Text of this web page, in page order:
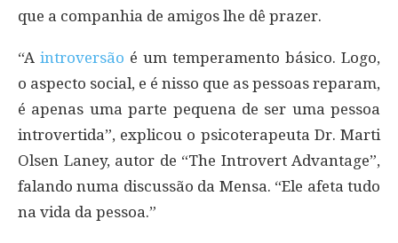
que a companhia de amigos lhe dê prazer.
“A introversão é um temperamento básico. Logo,
o aspecto social, e é nisso que as pessoas reparam,
é apenas uma parte pequena de ser uma pessoa
introvertida”, explicou o psicoterapeuta Dr. Marti
Olsen Laney, autor de “The Introvert Advantage”,
falando numa discussão da Mensa. “Ele afeta tudo
na vida da pessoa.”